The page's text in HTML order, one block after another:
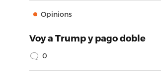
Opinions
Voy a Trump y pago doble
0